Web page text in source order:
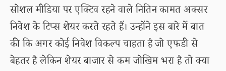
सोशल मीडिया पर एक्टिव रहने वाले नितिन कामत अक्सर
निवेश के टिप्स शेयर करते रहते हैं। उन्होंने इस बारे में बात
की कि अगर कोई निवेश विकल्प चाहता है जो एफडी से
बेहतर है लेकिन शेयर बाजार से कम जोखिम भरा है तो क्या